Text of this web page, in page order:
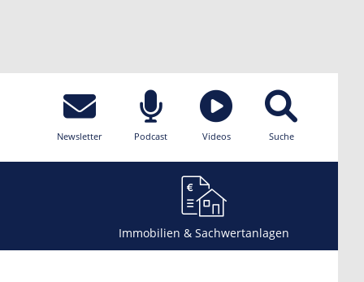
Newsletter Podcast Videos Suche
Immobilien & Sachwertanlagen